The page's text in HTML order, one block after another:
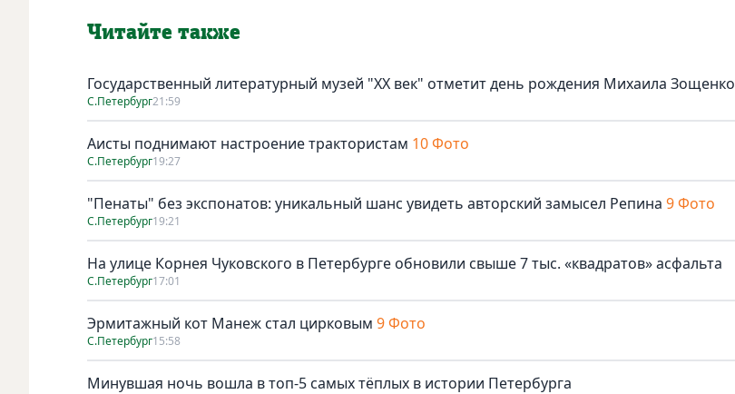
Читайте также
Государственный литературный музей "ХХ век" отметит день рождения Михаила Зощенко
С.Петербург21:59
Аисты поднимают настроение трактористам 10 Фото
С.Петербург19:27
"Пенаты" без экспонатов: уникальный шанс увидеть авторский замысел Репина 9 Фото
С.Петербург19:21
На улице Корнея Чуковского в Петербурге обновили свыше 7 тыс. «квадратов» асфальта
С.Петербург17:01
Эрмитажный кот Манеж стал цирковым 9 Фото
С.Петербург15:58
Минувшая ночь вошла в топ-5 самых тёплых в истории Петербурга